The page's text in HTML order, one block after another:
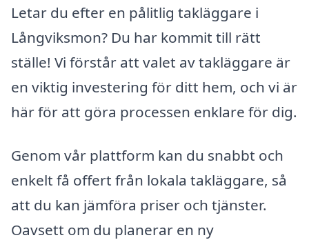
Letar du efter en pålitlig takläggare i
Långviksmon? Du har kommit till rätt
ställe! Vi förstår att valet av takläggare är
en viktig investering för ditt hem, och vi är
här för att göra processen enklare för dig.
Genom vår plattform kan du snabbt och
enkelt få offert från lokala takläggare, så
att du kan jämföra priser och tjänster.
Oavsett om du planerar en ny